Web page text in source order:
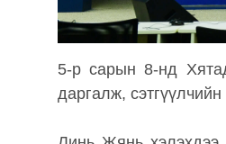
5-р сарын 8-нд
даргалж,